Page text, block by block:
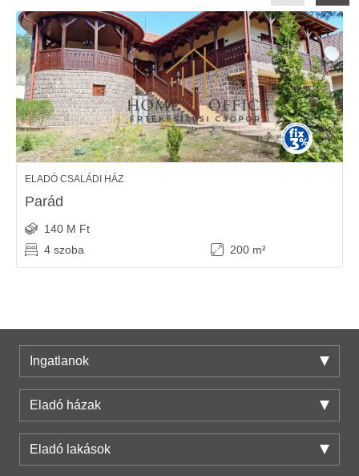
ELADÓ CSALÁDI HÁZ
Parád
140 M Ft
4 szoba
200 m²
Ingatlanok
Eladó házak
Eladó lakások